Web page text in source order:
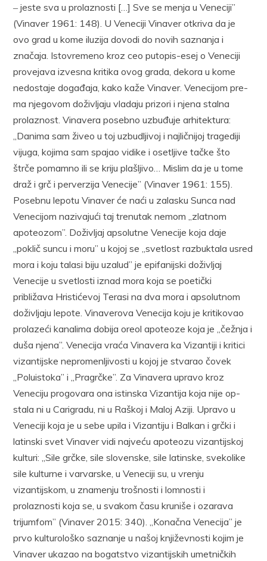
‒ jeste sva u prolaznosti […] Sve se menja u Veneciji”
(Vinaver 1961: 148). U Veneciji Vinaver otkriva da je
ovo grad u kome iluzija dovodi do novih saznanja i
značaja. Istovreme­no kroz ceo putopis-esej o Veneciji
provejava izvesna kritika ovog gra­da, dekora u kome
nedostaje događaja, kako kaže Vinaver. Venecijom pre­
ma njegovom doživljaju vladaju prizori i njena stalna
prolaznost. Vi­navera posebno uzbuđuje arhitektura:
„Danima sam živeo u toj uzbudlji­voj i najličnijoj tragediji
vijuga, kojima sam spajao vidike i osetljive tačke što
štrče pomamno ili se kriju plašljivo… Mislim da je u tome
draž i grč i perverzija Venecije” (Vinaver 1961: 155).
Posebnu lepotu Vinaver će naći u zalasku Sunca nad
Venecijom nazivajući taj trenu­tak nemom „zlatnom
apoteozom”. Doživljaj apsolutne Venecije koja daje
„poklič suncu i moru” u kojoj se „svetlost razbuktala usred
mora i koju talasi biju uzalud” je epifanijski doživljaj
Venecije u svetlosti iz­nad mora koja se poetički
približava Hristićevoj Terasi na dva mora i apsolutnom
doživljaju lepote. Vinaverova Venecija koju je kritikovao
prolazeći kanalima dobija oreol apoteoze koja je „čežnja i
duša njena”. Venecija vraća Vinavera ka Vizantiji i kritici
vizantijske neprome­nljivosti u kojoj je stvarao čovek
„Poluistoka” i „Pragrčke”. Za Vinave­ra upravo kroz
Veneciju progovara ona istinska Vizantija koja nije op­
stala ni u Carigradu, ni u Raškoj i Maloj Aziji. Upravo u
Veneciji koja je u sebe upila i Vizantiju i Balkan i grčki i
latinski svet Vinaver vidi najveću apoteozu vizantijskoj
kulturi: „Sile grčke, sile sloven­ske, sile latinske, svekolike
sile kulturne i varvarske, u Veneciji su, u vrenju
vizantijskom, u znamenju trošnosti i lomnosti i
prolaznosti koja se, u svakom času kruniše i ozarava
trijumfom” (Vinaver 2015: 340). „Konačna Venecija” je
prvo kulturološko saznanje u našoj književnosti kojim je
Vinaver ukazao na bogatstvo vizantijskih umetničkih